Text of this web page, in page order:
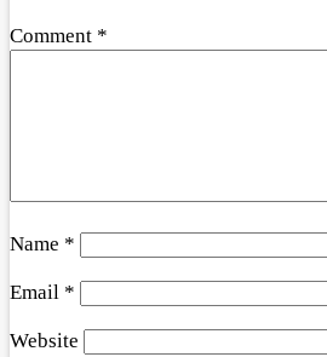
Comment *
Name *
Email *
Website